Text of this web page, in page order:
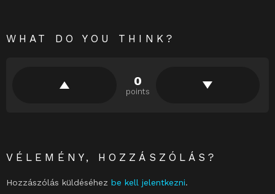
WHAT DO YOU THINK?
0
points
VÉLEMÉNY, HOZZÁSZÓLÁS?
Hozzászólás küldéséhez be kell jelentkezni.